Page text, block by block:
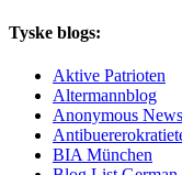
Tyske blogs:
Aktive Patrioten
Altermannblog
Anonymous News
BIA München